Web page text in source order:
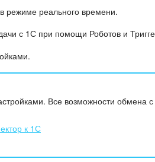
режиме реального времени.
с 1С при помощи Роботов и
Все возможности обмена
к 1С